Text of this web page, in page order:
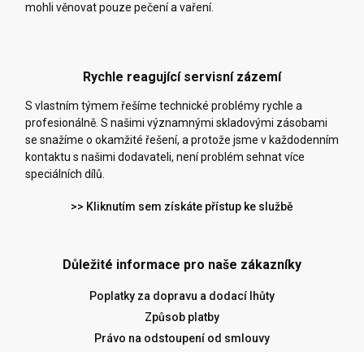
mohli věnovat pouze pečení a vaření.
Rychle reagující servisní zázemí
S vlastním týmem řešíme technické problémy rychle a
profesionálně. S našimi významnými skladovými zásobami
se snažíme o okamžité řešení, a protože jsme v každodenním
kontaktu s našimi dodavateli, není problém sehnat více
speciálních dílů.
>> Kliknutím sem získáte přístup ke službě
Důležité informace pro naše zákazníky
Poplatky za dopravu a dodací lhůty
Způsob platby
Právo na odstoupení od smlouvy